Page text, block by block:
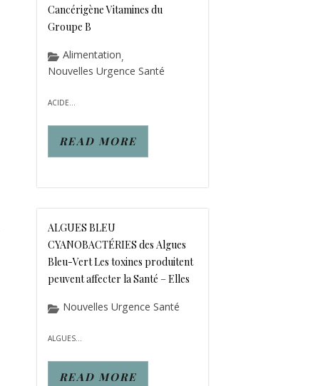
Cancérigène Vitamines du
Groupe B
Alimentation,
Nouvelles Urgence Santé
ACIDE...
READ MORE
ALGUES BLEU
CYANOBACTÉRIES des Algues
Bleu-Vert Les toxines produitent
peuvent affecter la Santé – Elles
Nouvelles Urgence Santé
ALGUES...
READ MORE